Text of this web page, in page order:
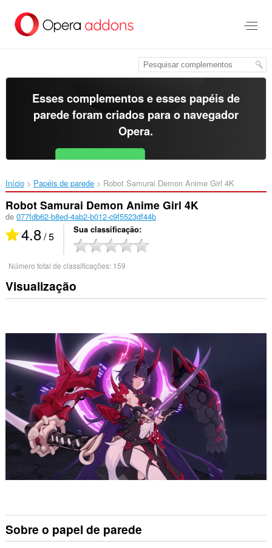
para
Esses complementos e esses papéis de
parede foram criados para o navegador
Opera.
Baixar o Opera Free for Android
Início Papéis de parede Robot Samurai Demon Anime Girl 4K‎
Robot Samurai Demon Anime Girl 4K
de 077fdb62-b8ed-4ab2-b012-c9f5523df44b
4.8/ 5 Sua classificação
Número total de classificações: 159
Visualização
Sobre o papel de parede